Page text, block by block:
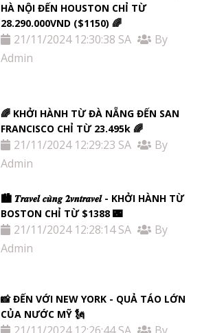
HÀ NỘI ĐẾN HOUSTON CHỈ TỪ
28.290.000VND ($1150) 🌈
21/11/2024 12:30:38 SA
By
Admin
🌈 KHỞI HÀNH TỪ ĐÀ NẴNG ĐẾN SAN
FRANCISCO CHỈ TỪ 23.495k 🌈
21/11/2024 12:29:23 SA
By
Admin
🏙 𝑻𝒓𝒂𝒗𝒆𝒍 𝒄𝒖̀𝒏𝒈 𝟐𝒗𝒏𝒕𝒓𝒂𝒗𝒆𝒍 - KHỞI HÀNH TỪ
BOSTON CHỈ TỪ $1388 🌃
21/11/2024 12:28:14 SA
By
Admin
📸 ĐẾN VỚI NEW YORK - QUẢ TÁO LỚN
CỦA NƯỚC MỸ 🗽